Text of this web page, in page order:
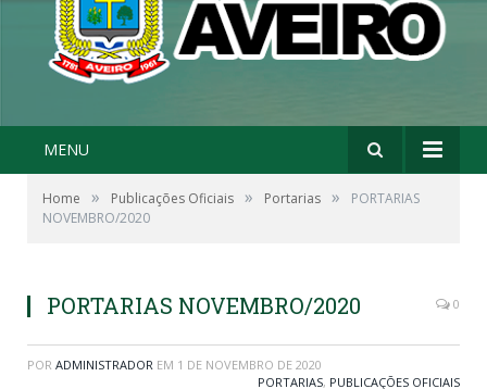
MENU
Home » Publicações Oficiais » Portarias »
PORTARIAS
NOVEMBRO/2020
PORTARIAS NOVEMBRO/2020 0
POR ADMINISTRADOR EM 1 DE NOVEMBRO DE 2020
PORTARIAS, PUBLICAÇÕES OFICIAIS